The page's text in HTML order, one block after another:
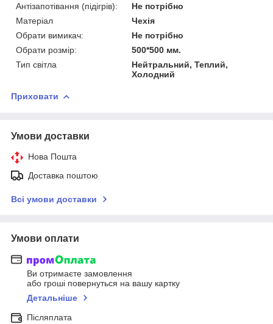
Антізапотівання (підігрів):
Не потрібно
Матеріал
Чехія
Обрати вимикач:
Не потрібно
Обрати розмір:
500*500 мм.
Тип світла
Нейтральний, Теплий,
Холодний
Приховати
Умови доставки
Нова Пошта
Доставка поштою
Всі умови доставки
Умови оплати
Ви отримаєте замовлення
або гроші повернуться на вашу картку
Детальніше
Післяплата